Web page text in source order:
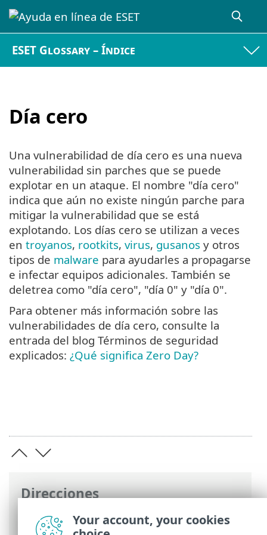
ESET Glossary – Índice
Día cero
Direcciones
Ayuda en línea de ESET> ESET Glossary>
Una vulnerabilidad de día cero es una nueva
vulnerabilidad sin parches que se puede
explotar en un ataque. El nombre "día cero"
indica que aún no existe ningún parche para
mitigar la vulnerabilidad que se está
explotando. Los días cero se utilizan a veces
en troyanos, rootkits, virus, gusanos y otros
tipos de malware para ayudarles a propagarse
e infectar equipos adicionales. También se
deletrea como "día cero", "día 0" y "día 0".
Para obtener más información sobre las
vulnerabilidades de día cero, consulte la
entrada del blog Términos de seguridad
explicados: ¿Qué significa Zero Day?
Your account, your cookies